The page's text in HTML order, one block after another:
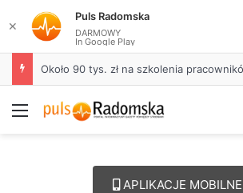
Menu
APLIKACJE MOBILNE
✕
Puls Radomska
DARMOWY
In Google Play